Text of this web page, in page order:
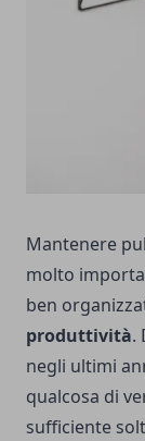
Mantenere
molto
ben
produttività.
negli ultimi
qualcosa di
sufficiente